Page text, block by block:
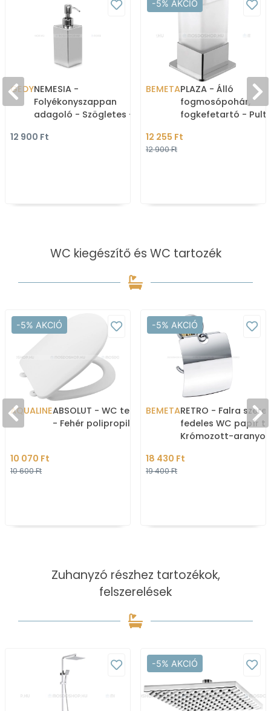
GEDYNEMESIA -
Folyékonyszappan
adagoló - Szögletes -
12 900 Ft
-5% AKCIÓ
BEMETAPLAZA - Álló
fogmosópohár,
fogkefetartó -
Opál üveg,
12 255 Ft
12 900 Ft
WC kiegészítő és WC tartozék
-5% AKCIÓ
AQUALINEABSOLUT - WC tető, ülőke
- Fehér polipropilén
10 070 Ft
10 600 Ft
-5% AKCIÓ
BEMETARETRO - Falra
fedeles WC papír
Krómozott-
18 430 Ft
19 400 Ft
Zuhanyzó részhez tartozékok,
felszerelések
-5% AKCIÓ